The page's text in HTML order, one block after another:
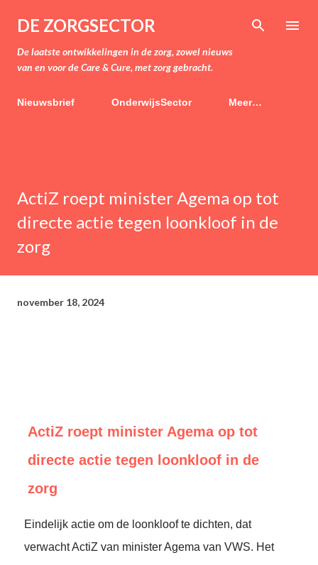
Doorgaan naar hoofdcontent
DE ZORGSECTOR
De laatste ontwikkelingen in de zorg, zowel nieuws
van en voor de Care & Cure, met zorg gebracht.
Nieuwsbrief OnderwijsSector Meer…
ActiZ roept minister Agema op tot
directe actie tegen loonkloof in de
zorg
november 18, 2024
ActiZ roept minister Agema op tot
directe actie tegen loonkloof in de
zorg
Eindelijk actie om de loonkloof te dichten, dat
verwacht ActiZ van minister Agema van VWS. Het